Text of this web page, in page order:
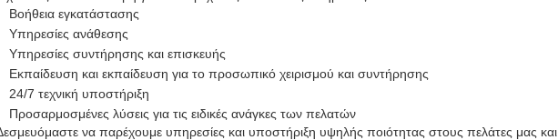
Βοήθεια εγκατάστασης
Υπηρεσίες ανάθεσης
Υπηρεσίες συντήρησης και επισκευής
Εκπαίδευση και εκπαίδευση για το προσωπικό χειρισμού και συντήρησης
24/7 τεχνική υποστήριξη
Προσαρμοσμένες λύσεις για τις ειδικές ανάγκες των πελατών
να παρέχουμε υπηρεσίες και υποστήριξη υψηλής ποιότητας στους πελάτες μας και